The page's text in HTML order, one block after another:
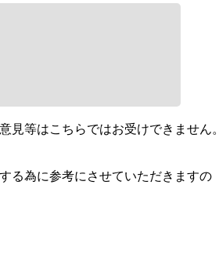
等はこちらではお受けできません。
る為に参考にさせていただきますの